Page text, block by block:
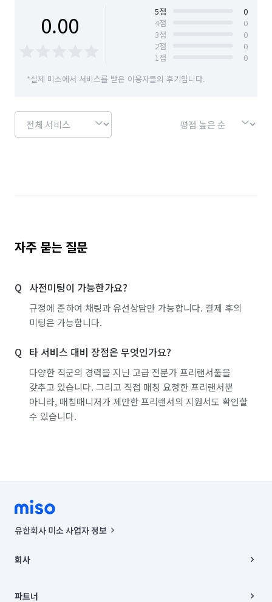
0.00 5점
0
4점
0
3점
0
2점
0
1점
0
*실제 미소에서 서비스를 받은 이용자들의 후기입니다.
자주 묻는 질문
사전미팅이 가능한가요?
규정에 준하여 채팅과 유선상담만 가능합니다. 결제 후의
미팅은 가능합니다.
타 서비스 대비 장점은 무엇인가요?
다양한 직군의 경력을 지닌 고급 전문가 프리랜서풀을
갖추고 있습니다. 그리고 직접 매칭 요청한 프리랜서뿐
아니라, 매칭매니저가 제안한 프리랜서의 지원서도 확인할
수 있습니다.
유한회사 미소 사업자 정보
00019 |
주소 | 본사: 서울특별시 종로구 율곡로 6(중학동, 트윈트리빌딩) B동 5층
회사
채용
파트너